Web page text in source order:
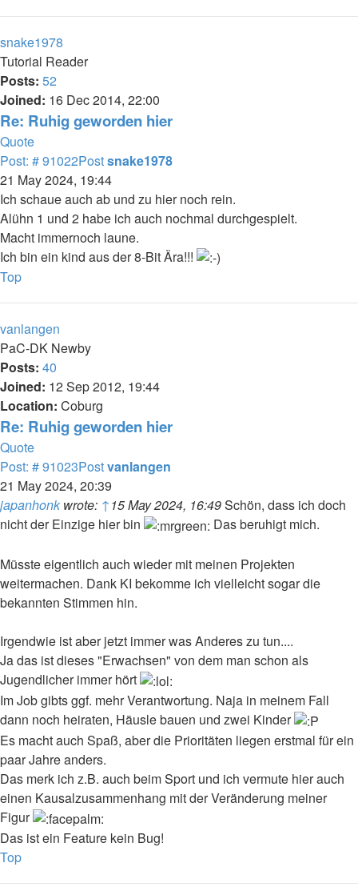
snake1978
Tutorial Reader
Posts: 52
Joined: 16 Dec 2014, 22:00
Re: Ruhig geworden hier
Quote
Post: # 91022Postsnake1978
21 May 2024, 19:44
Ich schaue auch ab und zu hier noch rein.
Alühn 1 und 2 habe ich auch nochmal durchgespielt.
Macht immernoch laune.
Ich bin ein kind aus der 8-Bit Ära!!!
Top
vanlangen
PaC-DK Newby
Posts: 40
Joined: 12 Sep 2012, 19:44
Location: Coburg
Re: Ruhig geworden hier
Quote
Post: # 91023Postvanlangen
21 May 2024, 20:39
japanhonkwrote: ↑15 May 2024, 16:49Schön, dass ich doch
nicht der Einzige hier bin
Das beruhigt mich.
Müsste eigentlich auch wieder mit meinen Projekten
weitermachen. Dank KI bekomme ich vielleicht sogar die
bekannten Stimmen hin.
Irgendwie ist aber jetzt immer was Anderes zu tun....
Ja das ist dieses "Erwachsen" von dem man schon als
Jugendlicher immer hört
Im Job gibts ggf. mehr Verantwortung. Naja in meinem Fall
dann noch heiraten, Häusle bauen und zwei Kinder
Es macht auch Spaß, aber die Prioritäten liegen erstmal für ein
paar Jahre anders.
Das merk ich z.B. auch beim Sport und ich vermute hier auch
einen Kausalzusammenhang mit der Veränderung meiner
Figur
Das ist ein Feature kein Bug!
Top